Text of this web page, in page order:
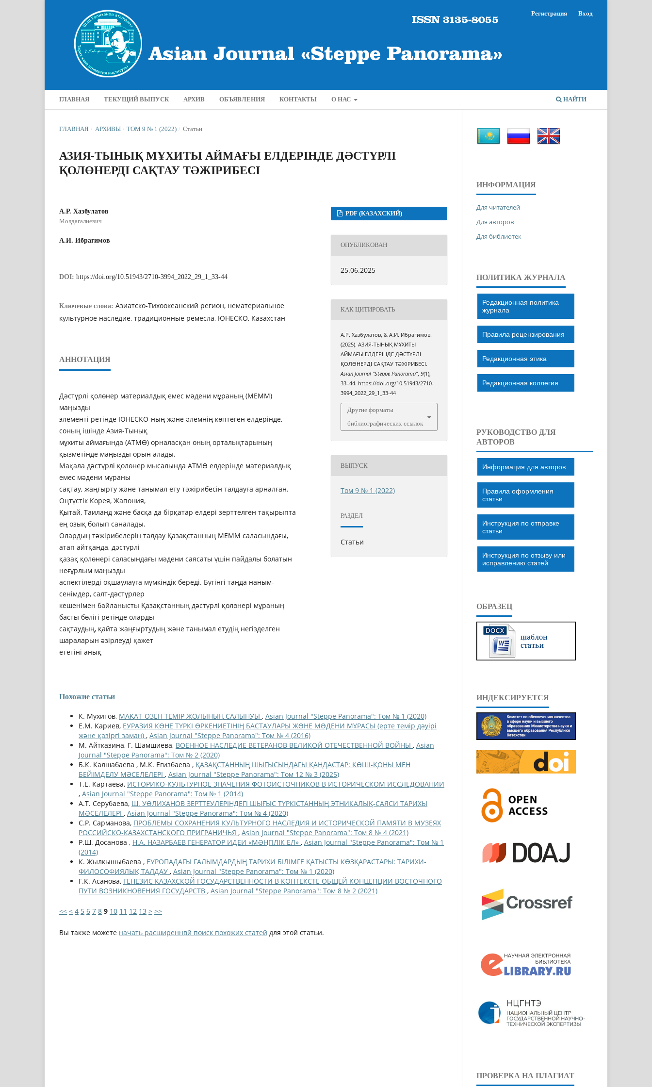
ГЛАВНАЯ ТЕКУЩИЙ ВЫПУСК АРХИВ ОБЪЯВЛЕНИЯ КОНТАКТЫ О НАС НАЙТИ
Регистрация Вход
ГЛАВНАЯ / АРХИВЫ / ТОМ 9 № 1 (2022) / Статьи
АЗИЯ-ТЫНЫҚ МҰХИТЫ АЙМАҒЫ ЕЛДЕРІНДЕ ДӘСТҮРЛІ
ҚОЛӨНЕРДІ САҚТАУ ТӘЖІРИБЕСІ
А.Р. Хазбулатов
Молдагалиевич
А.И. Ибрагимов
DOI: https://doi.org/10.51943/2710-3994_2022_29_1_33-44
Ключевые слова: Азиатско-Тихоокеанский регион, нематериальное
культурное наследие, традиционные ремесла, ЮНЕСКО, Казахстан
АННОТАЦИЯ
Дәстүрлі қолөнер материалдық емес мәдени мұраның (МЕММ)
маңызды
элементі ретінде ЮНЕСКО-ның және әлемнің көптеген елдерінде,
соның ішінде Азия-Тынық
мұхиты аймағында (АТМӨ) орналасқан оның орталықтарының
қызметінде маңызды орын алады.
Мақала дәстүрлі қолөнер мысалында АТМӨ елдерінде материалдық
емес мәдени мұраны
сақтау, жаңғырту және танымал ету тәжірибесін талдауға арналған.
Оңтүстік Корея, Жапония,
Қытай, Таиланд және басқа да бірқатар елдері зерттелген тақырыпта
ең озық болып саналады.
Олардың тәжірибелерін талдау Қазақстанның МЕММ саласындағы,
атап айтқанда, дәстүрлі
қазақ қолөнері саласындағы мәдени саясаты үшін пайдалы болатын
неғұрлым маңызды
аспектілерді оқшаулауға мүмкіндік береді. Бүгінгі таңда наным-
сенімдер, салт-дәстүрлер
кешенімен байланысты Қазақстанның дәстүрлі қолөнері мұраның
басты бөлігі ретінде оларды
сақтаудың, қайта жаңғыртудың және танымал етудің негізделген
шараларын әзірлеуді қажет
ететіні анық
PDF (КАЗАХСКИЙ)
ОПУБЛИКОВАН
25.06.2025
КАК ЦИТИРОВАТЬ
А.Р. Хазбулатов, & А.И. Ибрагимов.
(2025). АЗИЯ-ТЫНЫҚ МҰХИТЫ
АЙМАҒЫ ЕЛДЕРІНДЕ ДӘСТҮРЛІ
ҚОЛӨНЕРДІ САҚТАУ ТӘЖІРИБЕСІ.
Asian Journal "Steppe Panorama", 9(1),
33–44. https://doi.org/10.51943/2710-
3994_2022_29_1_33-44
Другие форматы
библиографических ссылок
ВЫПУСК
Том 9 № 1 (2022)
РАЗДЕЛ
Статьи
Похожие статьи
К. Мухитов, МАҚАТ-ӨЗЕН ТЕМІР ЖОЛЫНЫҢ САЛЫНУЫ , Asian Journal "Steppe Panorama": Том № 1 (2020)
Е.М. Кариев, ЕУРАЗИЯ КӨНЕ ТҮРКІ ӨРКЕНИЕТІНІҢ БАСТАУЛАРЫ ЖƏНЕ МƏДЕНИ МҰРАСЫ (ерте темір дәуірі
және қазіргі заман) , Asian Journal "Steppe Panorama": Том № 4 (2016)
М. Айтказина, Г. Шамшиева, ВОЕННОЕ НАСЛЕДИЕ ВЕТЕРАНОВ ВЕЛИКОЙ ОТЕЧЕСТВЕННОЙ ВОЙНЫ , Asian
Journal "Steppe Panorama": Том № 2 (2020)
Б.К. Калшабаева , М.К. Егизбаева , ҚАЗАҚСТАННЫҢ ШЫҒЫСЫНДАҒЫ ҚАНДАСТАР: КӨШІ-ҚОНЫ МЕН
БЕЙІМДЕЛУ МӘСЕЛЕЛЕРІ , Asian Journal "Steppe Panorama": Том 12 № 3 (2025)
Т.Е. Картаева, ИСТОРИКО-КУЛЬТУРНОЕ ЗНАЧЕНИЯ ФОТОИСТОЧНИКОВ В ИСТОРИЧЕСКОМ ИССЛЕДОВАНИИ
, Asian Journal "Steppe Panorama": Том № 1 (2014)
А.Т. Серубаева, Ш. УƏЛИХАНОВ ЗЕРТТЕУЛЕРІНДЕГІ ШЫҒЫС ТҮРКІСТАННЫҢ ЭТНИКАЛЫҚ-САЯСИ ТАРИХЫ
МƏСЕЛЕЛЕРІ , Asian Journal "Steppe Panorama": Том № 4 (2020)
С.Р. Сарманова, ПРОБЛЕМЫ СОХРАНЕНИЯ КУЛЬТУРНОГО НАСЛЕДИЯ И ИСТОРИЧЕСКОЙ ПАМЯТИ В МУЗЕЯХ
РОССИЙСКО-КАЗАХСТАНСКОГО ПРИГРАНИЧЬЯ , Asian Journal "Steppe Panorama": Том 8 № 4 (2021)
Р.Ш. Досанова , Н.А. НАЗАРБАЕВ ГЕНЕРАТОР ИДЕИ «МƏҢГІЛІК ЕЛ» , Asian Journal "Steppe Panorama": Том № 1
(2014)
К. Жылкышыбаева , ЕУРОПАДАҒЫ ҒАЛЫМДАРДЫҢ ТАРИХИ БІЛІМГЕ ҚАТЫСТЫ КӨЗҚАРАСТАРЫ: ТАРИХИ-
ФИЛОСОФИЯЛЫҚ ТАЛДАУ , Asian Journal "Steppe Panorama": Том № 1 (2020)
Г.К. Асанова, ГЕНЕЗИС КАЗАХСКОЙ ГОСУДАРСТВЕННОСТИ В КОНТЕКСТЕ ОБЩЕЙ КОНЦЕПЦИИ ВОСТОЧНОГО
ПУТИ ВОЗНИКНОВЕНИЯ ГОСУДАРСТВ , Asian Journal "Steppe Panorama": Том 8 № 2 (2021)
<< < 4 5 6 7 8 9 10 11 12 13 > >>
Вы также можете начать расширеннвй поиск похожих статей для этой статьи.
ИНФОРМАЦИЯ
Для читателей
Для авторов
Для библиотек
ПОЛИТИКА ЖУРНАЛА
Редакционная политика
журнала
Правила рецензирования
Редакционная этика
Редакционная коллегия
РУКОВОДСТВО ДЛЯ
АВТОРОВ
Информация для авторов
Правила оформления
статьи
Инструкция по отправке
статьи
Инструкция по отзыву или
исправлению статей
ОБРАЗЕЦ
ИНДЕКСИРУЕТСЯ
ПРОВЕРКА НА ПЛАГИАТ